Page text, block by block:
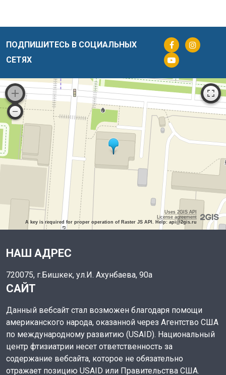
ПОДПИШИТЕСЬ В СОЦИАЛЬНЫХ
СЕТЯХ
Uses 2GIS API
License agreement
A key is required for proper operation of Raster JS API. Help: api@2gis.ru
НАШ АДРЕС
720075, г.Бишкек, ул.И. Ахунбаева, 90а
САЙТ
Данный вебсайт стал возможен благодаря помощи
американского народа, оказанной через Агентство США
по международному развитию (USAID). Национальный
центр фтизиатрии несет ответственность за
содержание вебсайта, которое не обязательно
отражает позицию USAID или Правительства США.